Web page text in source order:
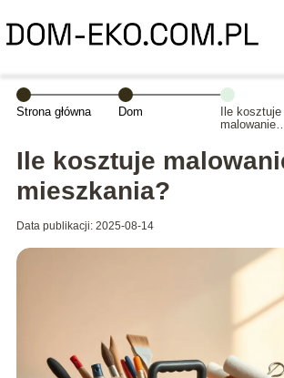
Strona główna Dom
Ile kosztuje
malowanie
Ile kosztuje
mieszkania?
Data publikacji: 2025-08-14